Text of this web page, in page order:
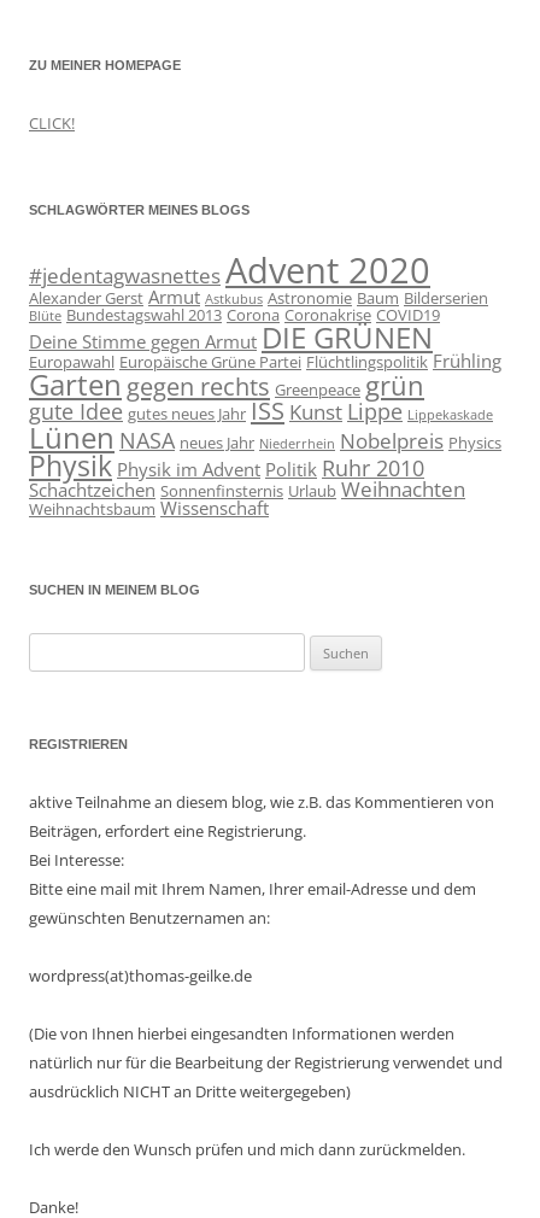
ZU MEINER HOMEPAGE
CLICK!
SCHLAGWÖRTER MEINES BLOGS
#jedentagwasnettesAdvent 2020
Alexander Gerst Armut Astkubus Astronomie Baum Bilderserien
Blüte Bundestagswahl 2013 Corona Coronakrise COVID19
Deine Stimme gegen Armut DIE GRÜNEN
Europawahl Europäische Grüne Partei Flüchtlingspolitik Frühling
Garten gegen rechts Greenpeace grün
gute Idee gutes neues Jahr ISS Kunst Lippe Lippekaskade
Lünen NASA neues Jahr Niederrhein Nobelpreis Physics
Physik Physik im Advent Politik Ruhr 2010
Schachtzeichen Sonnenfinsternis Urlaub Weihnachten
Weihnachtsbaum Wissenschaft
SUCHEN IN MEINEM BLOG
nach:
REGISTRIEREN
aktive Teilnahme an diesem blog, wie z.B. das Kommentieren von
Beiträgen, erfordert eine Registrierung.
Bei Interesse:
Bitte eine mail mit Ihrem Namen, Ihrer email-Adresse und dem
gewünschten Benutzernamen an:
wordpress(at)thomas-geilke.de
(Die von Ihnen hierbei eingesandten Informationen werden
natürlich nur für die Bearbeitung der Registrierung verwendet und
ausdrücklich NICHT an Dritte weitergegeben)
Ich werde den Wunsch prüfen und mich dann zurückmelden.
Danke!